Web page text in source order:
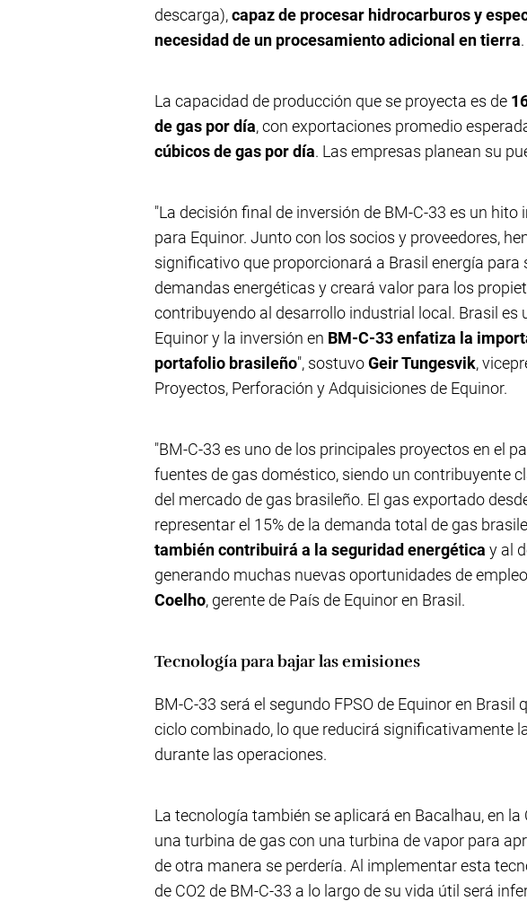
descarga),capaz de procesar hidrocarburos y
necesidad de un procesamiento adicional en tierra.
La capacidad de producción que se proyecta es de
de gas por día, con exportaciones promedio
cúbicos de gas por día. Las empresas planean su
"La decisión final de inversión de BM-C-33 es un
para Equinor. Junto con los socios y proveedores,
significativo que proporcionará a Brasil energía para
demandas energéticas y creará valor para los
contribuyendo al desarrollo industrial local. Brasil es
Equinor y la inversión en BM-C-33 enfatiza la
portafolio brasileño", sostuvoGeir Tungesvik,
Proyectos, Perforación y Adquisiciones de Equinor.
"BM-C-33 es uno de los principales proyectos en el
fuentes de gas doméstico, siendo un contribuyente
del mercado de gas brasileño. El gas exportado
representar el 15% de la demanda total de gas
también contribuirá a la seguridad energética y al
generando muchas nuevas oportunidades de
Coelho, gerente de País de Equinor en Brasil.
Tecnología para bajar las emisiones
BM-C-33 será el segundo FPSO de Equinor en
ciclo combinado, lo que reducirá significativamente
durante las operaciones.
La tecnología también se aplicará en Bacalhau, en
una turbina de gas con una turbina de vapor para
de otra manera se perdería. Al implementar esta
de CO2 de BM-C-33 a lo largo de su vida útil será